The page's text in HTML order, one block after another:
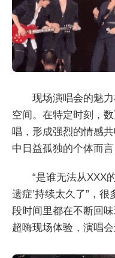
现场演唱会的魅
空间。在特定时刻，
唱，形成强烈的情感
中日益孤独的个体而
“是谁无法从XXX
遗症’持续太久了”，
段时间里都在不断回
超嗨现场体验，演唱会